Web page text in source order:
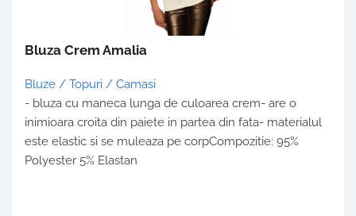
Bluza Crem Amalia
Bluze / Topuri / Camasi
- bluza cu maneca lunga de culoarea crem- are o
inimioara croita din paiete in partea din fata- materialul
este elastic si se muleaza pe corpCompozitie: 95%
Polyester 5% Elastan